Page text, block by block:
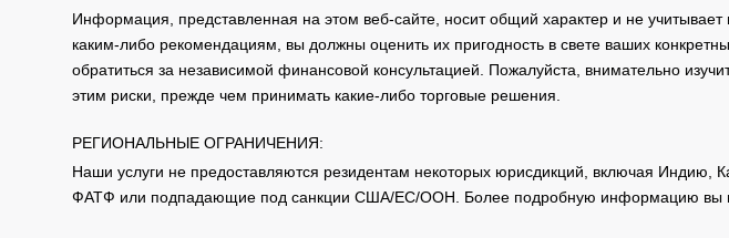
Информация, представленная на этом веб-сайте, носит общий характер и не
каким-либо рекомендациям, вы должны оценить их пригодность в свете ваших
обратиться за независимой финансовой консультацией. Пожалуйста, внимательно
этим риски, прежде чем принимать какие-либо торговые решения.
РЕГИОНАЛЬНЫЕ ОГРАНИЧЕНИЯ:
Наши услуги не предоставляются резидентам некоторых юрисдикций, включая
ФАТФ или подпадающие под санкции США/ЕС/ООН. Более подробную информацию вы